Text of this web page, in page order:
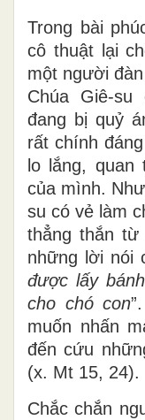
Trong bài
cô thuật lại
một người
Chúa Giê-
đang bị quỷ
rất chính
lo lắng, quan
của mình.
su có vẻ làm
thẳng thắn
những lời nói
được lấy
cho chó con
muốn nhấn
đến cứu
(x. Mt 15, 24).
Chắc chắn